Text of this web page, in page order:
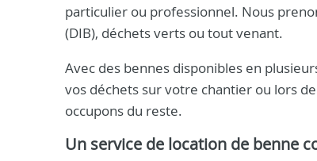
particulier ou professionnel. Nous
(DIB), déchets verts ou tout venant.
Avec des bennes disponibles en
vos déchets sur votre chantier ou lors
occupons du reste.
Un service de location de benne